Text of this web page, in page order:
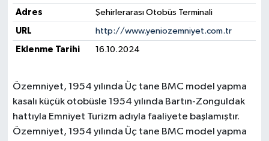
Adres Şehirlerarası Otobüs Terminali
URL http://www.yeniozemniyet.com.tr
Eklenme Tarihi 16.10.2024
Özemniyet, 1954 yılında Üç tane BMC model yapma
kasalı küçük otobüsle 1954 yılında Bartın-Zonguldak
hattıyla Emniyet Turizm adıyla faaliyete başlamıştır.
Özemniyet, 1954 yılında Üç tane BMC model yapma
Yerel Yönetimler